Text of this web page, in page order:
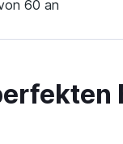
60 an